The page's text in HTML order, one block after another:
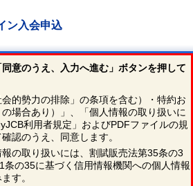
ン入会申込
意のうえ、入力へ進む」ボタンを押して
的勢力の排除」の条項を含む）・特約お
場合あり）」、「個人情報の取り扱いに
利用者規定」およびPDFファイルの規
認のうえ、同意します。
の取り扱いには、割賦販売法第35条の3
条の35に基づく信用情報機関への個人情報
す。